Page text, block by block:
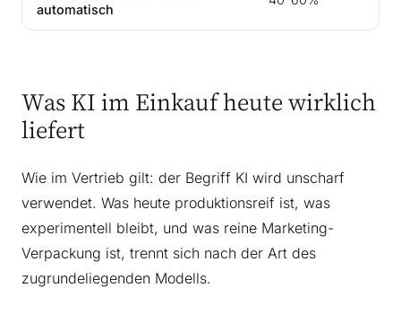
automatisch
Was KI im Einkauf heute wirklich
liefert
Wie im Vertrieb gilt: der Begriff KI wird unscharf
verwendet. Was heute produktionsreif ist, was
experimentell bleibt, und was reine Marketing-
Verpackung ist, trennt sich nach der Art des
zugrundeliegenden Modells.